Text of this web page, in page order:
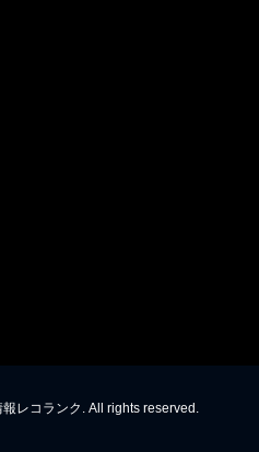
レコランク. All rights reserved.